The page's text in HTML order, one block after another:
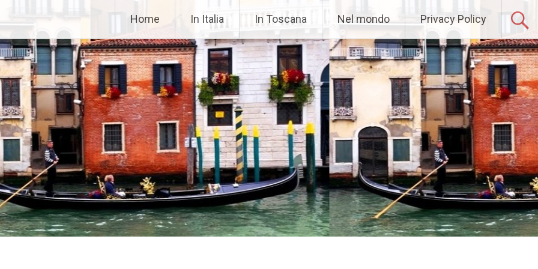
Home In Italia In Toscana Nel mondo Privacy Policy